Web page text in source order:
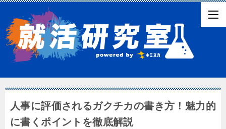
人事に評価されるガクチカの書き方！魅力的
に書くポイントを徹底解説